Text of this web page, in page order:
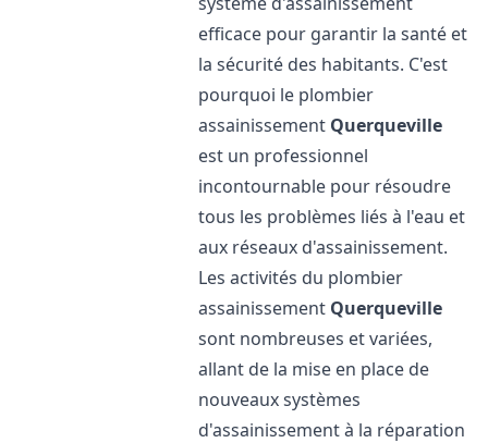
efficace pour garantir la santé et
la sécurité des habitants. C'est
pourquoi le plombier
assainissement Querqueville
est un professionnel
incontournable pour résoudre
tous les problèmes liés à l'eau et
aux réseaux d'assainissement.
Les activités du plombier
assainissement Querqueville
sont nombreuses et variées,
allant de la mise en place de
nouveaux systèmes
d'assainissement à la réparation